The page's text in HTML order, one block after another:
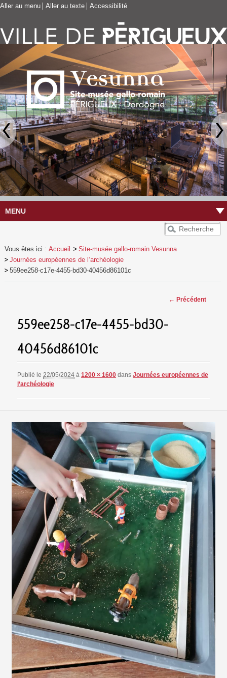
Aller au menu Aller au texte Accessibilité
MENU
VESUNNA
PUBLICS
Vous êtes ici : Accueil
Site-musée gallo-romain Vesunna
Journées européennes de l‘archéologie
559ee258-c17e-4455-bd30-40456d86101c
Navigation
← Précédent
559ee258-c17e-4455-bd30-
40456d86101c
Publié le 22/05/2024 à1200 × 1600 dansJournées européennes de
l‘archéologie